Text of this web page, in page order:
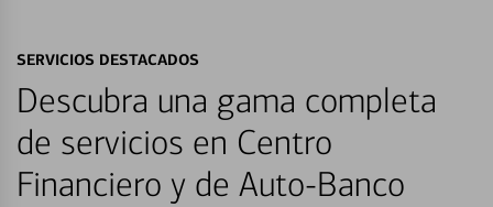
SERVICIOS DESTACADOS
Descubra una gama completa
de servicios en Centro
Financiero y de Auto-Banco